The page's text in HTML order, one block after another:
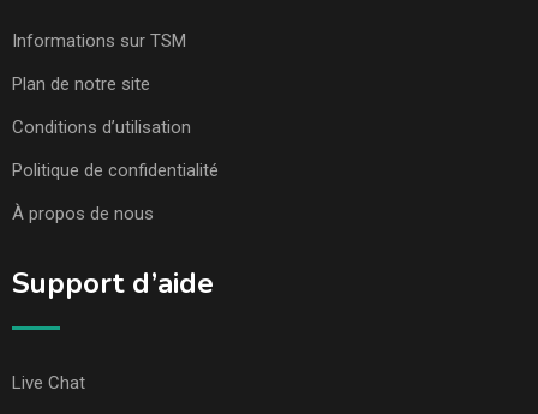
Informations sur TSM
Plan de notre site
Conditions d’utilisation
Politique de confidentialité
À propos de nous
Support d’aide
Live Chat